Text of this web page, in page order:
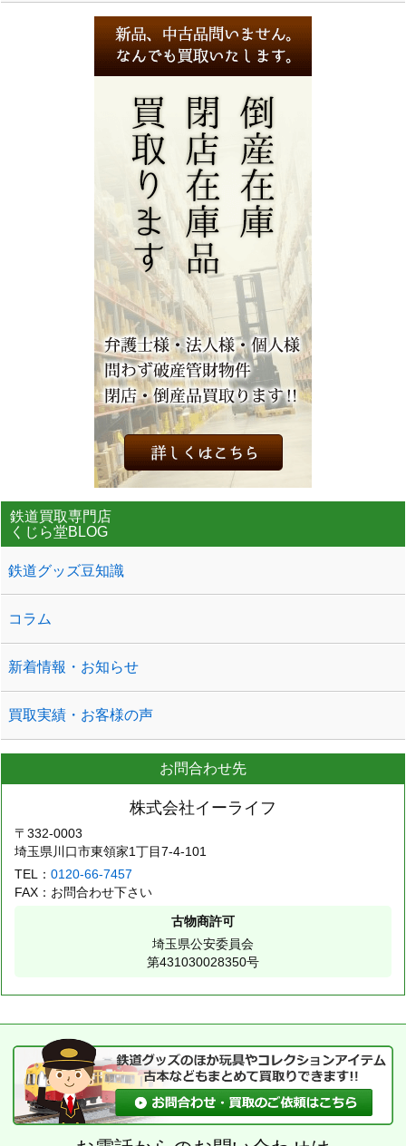
鉄道買取専門店
くじら堂BLOG
鉄道グッズ豆知識
コラム
新着情報・お知らせ
買取実績・お客様の声
お問合わせ先
株式会社イーライフ
〒332-0003
埼玉県川口市東領家1丁目7-4-101
TEL：0120-66-7457
FAX：お問合わせ下さい
古物商許可
埼玉県公安委員会
第431030028350号